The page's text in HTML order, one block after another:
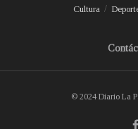
Cultura
© 2024 Diario La